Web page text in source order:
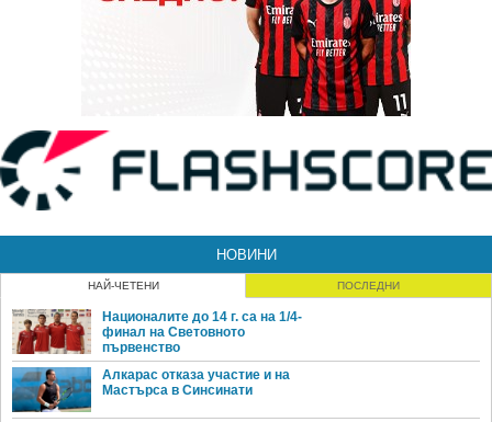
НОВИНИ
НАЙ-ЧЕТЕНИ ПОСЛЕДНИ
Националите до 14 г. са на 1/4-
финал на Световното
първенство
Алкарас отказа участие и на
Мастърса в Синсинати